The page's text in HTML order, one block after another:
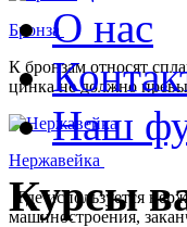
Бронза
К бронзам относят
цинка не должно
Нержавейка
Где используется
машиностроения,
О нас
Наш
Курсы